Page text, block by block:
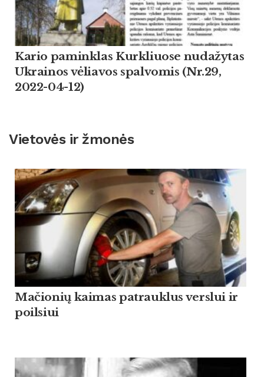
Kario paminklas Kurkliuose nudažytas
Ukrainos vėliavos spalvomis (Nr.29,
2022-04-12)
Vietovės ir žmonės
Mačionių kaimas patrauklus verslui ir
poilsiui